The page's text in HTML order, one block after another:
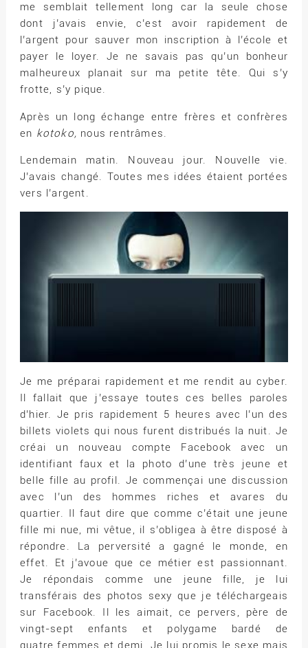
me semblait tellement long car la seule chose
dont j’avais envie, c’est avoir rapidement de
l’argent pour sauver mon inscription à l’école et
payer le loyer. Je ne savais pas qu’un bonheur
malheureux planait sur ma petite tête. Qui s’y
frotte, s’y pique.
Après un long échange entre frères et confrères
en kotoko, nous rentrâmes.
Lendemain matin. Nouveau jour. Nouvelle vie.
J’avais changé. Toutes mes idées étaient portées
vers l’argent.
Je me préparai rapidement et me rendit au cyber.
Il fallait que j’essaye toutes ces belles paroles
d’hier. Je pris rapidement 5 heures avec l’un des
billets violets qui nous furent distribués la nuit. Je
créai un nouveau compte Facebook avec un
identifiant faux et la photo d’une très jeune et
belle fille au profil. Je commençai une discussion
avec l’un des hommes riches et avares du
quartier. Il faut dire que comme c’était une jeune
fille mi nue, mi vêtue, il s’obligea à être disposé à
répondre. La perversité a gagné le monde, en
effet. Et j’avoue que ce métier est passionnant.
Je répondais comme une jeune fille, je lui
transférais des photos sexy que je téléchargeais
sur Facebook. Il les aimait, ce pervers, père de
vingt-sept enfants et polygame bardé de
quatre femmes et demi. Je lui promis le sexe mais